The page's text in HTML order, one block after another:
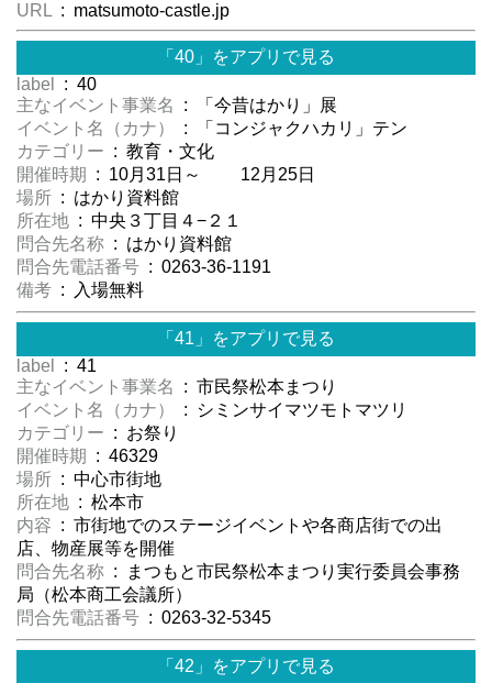
URL : matsumoto-castle.jp
「40」をアプリで見る
label
: 40
主なイベント事業名
: 「今昔はかり」展
イベント名（カナ）
: 「コンジャクハカリ」テン
カテゴリー : 教育・文化
開催時期
: 10月31日～ 12月25日
場所 : はかり資料館
所在地 : 中央３丁目４−２１
問合先名称 : はかり資料館
問合先電話番号 : 0263-36-1191
備考 : 入場無料
「41」をアプリで見る
label
: 41
主なイベント事業名
: 市民祭松本まつり
イベント名（カナ）
: シミンサイマツモトマツリ
カテゴリー : お祭り
開催時期
: 46329
場所 : 中心市街地
所在地 : 松本市
内容 : 市街地でのステージイベントや各商店街での出
店、物産展等を開催
問合先名称 : まつもと市民祭松本まつり実行委員会事務
局（松本商工会議所）
問合先電話番号 : 0263-32-5345
「42」をアプリで見る